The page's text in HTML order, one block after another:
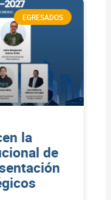
EGRESADOS
la
de